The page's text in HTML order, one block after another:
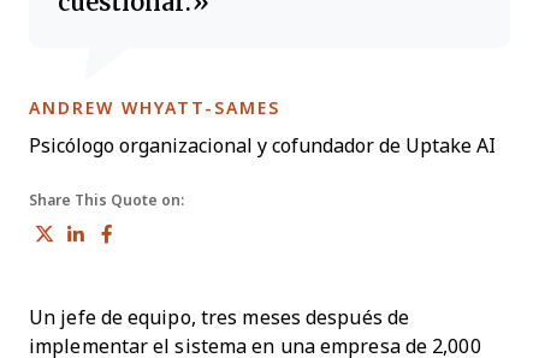
Share This Quote on:
Share on Twitter
Share on LinkedIn
ANDREW WHYATT-SAMES
Psicólogo organizacional y cofundador de Uptake AI
Un jefe de equipo, tres meses después de
implementar el sistema en una empresa de 2,000